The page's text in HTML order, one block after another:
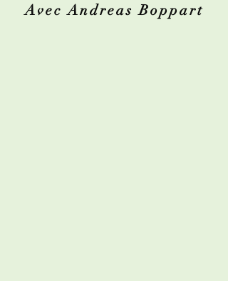
Avec Andreas Boppart